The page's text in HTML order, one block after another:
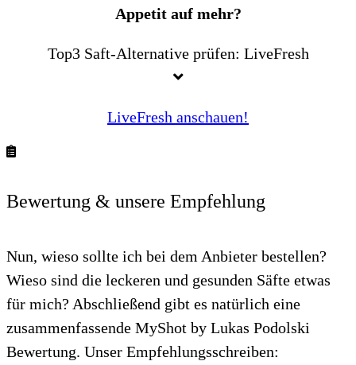
Appetit auf mehr?
Top3 Saft-Alternative prüfen: LiveFresh
LiveFresh anschauen!
Bewertung & unsere Empfehlung
Nun, wieso sollte ich bei dem Anbieter bestellen?
Wieso sind die leckeren und gesunden Säfte etwas
für mich? Abschließend gibt es natürlich eine
zusammenfassende MyShot by Lukas Podolski
Bewertung. Unser Empfehlungsschreiben: